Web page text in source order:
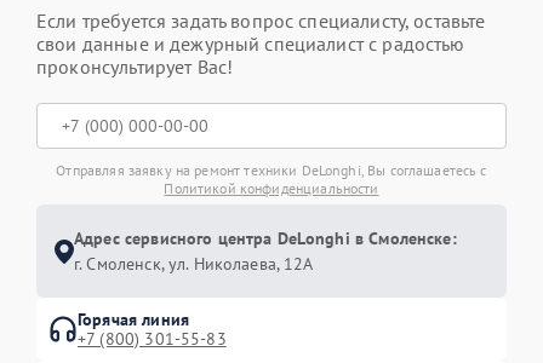
Если требуется задать вопрос специалисту, оставьте
свои данные и дежурный специалист с радостью
проконсультирует Вас!
Отправляя заявку на ремонт техники DeLonghi, Вы соглашаетесь с
Политикой конфиденциальности
Адрес сервисного центра DeLonghi в Смоленске:
г. Смоленск, ул. Николаева, 12А
Горячая линия
+7 (800) 301-55-83